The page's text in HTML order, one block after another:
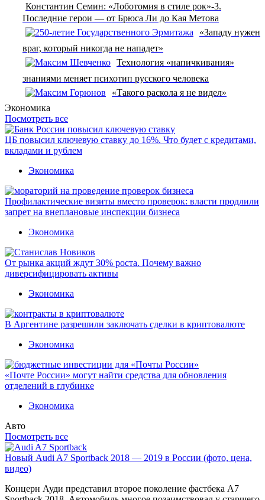
Константин Семин: «Лоботомия в стиле рок»-3.
Последние герои — от Брюса Ли до Кая Метова
«Западу нужен
враг, который никогда не нападет»
Технология «напичкивания»
знаниями меняет психотип русского человека
«Такого раскола я не видел»
Экономика
Посмотреть все
ЦБ повысил ключевую ставку до 16%. Что будет с кредитами,
вкладами и рублем
Экономика
Профилактические визиты вместо проверок: власти продлили
запрет на внеплановые инспекции бизнеса
Экономика
От рынка акций ждут 30% роста. Почему важно
диверсифицировать активы
Экономика
В Аргентине разрешили заключать сделки в криптовалюте
Экономика
«Почте России» могут найти средства для обновления
отделений в глубинке
Экономика
Авто
Посмотреть все
Новый Audi A7 Sportback 2018 — 2019 в России (фото, цена,
видео)
Концерн Ауди представил второе поколение фастбека A7